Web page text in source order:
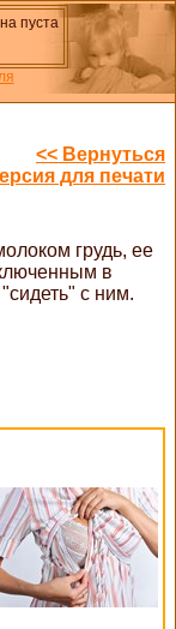
пуста
<< Вернуться
для печати
грудь, ее
в
с ним.